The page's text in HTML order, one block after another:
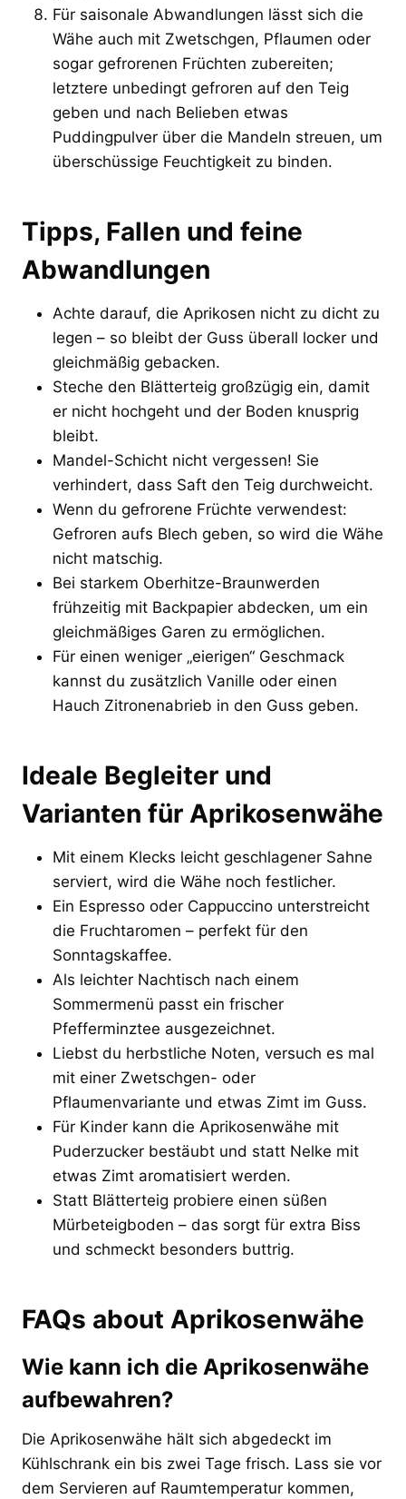
Für saisonale Abwandlungen lässt sich die
Wähe auch mit Zwetschgen, Pflaumen oder
sogar gefrorenen Früchten zubereiten;
letztere unbedingt gefroren auf den Teig
geben und nach Belieben etwas
Puddingpulver über die Mandeln streuen, um
überschüssige Feuchtigkeit zu binden.
Tipps, Fallen und feine
Abwandlungen
Achte darauf, die Aprikosen nicht zu dicht zu
legen – so bleibt der Guss überall locker und
gleichmäßig gebacken.
Steche den Blätterteig großzügig ein, damit
er nicht hochgeht und der Boden knusprig
bleibt.
Mandel-Schicht nicht vergessen! Sie
verhindert, dass Saft den Teig durchweicht.
Wenn du gefrorene Früchte verwendest:
Gefroren aufs Blech geben, so wird die Wähe
nicht matschig.
Bei starkem Oberhitze-Braunwerden
frühzeitig mit Backpapier abdecken, um ein
gleichmäßiges Garen zu ermöglichen.
Für einen weniger „eierigen“ Geschmack
kannst du zusätzlich Vanille oder einen
Hauch Zitronenabrieb in den Guss geben.
Ideale Begleiter und
Varianten für Aprikosenwähe
Mit einem Klecks leicht geschlagener Sahne
serviert, wird die Wähe noch festlicher.
Ein Espresso oder Cappuccino unterstreicht
die Fruchtaromen – perfekt für den
Sonntagskaffee.
Als leichter Nachtisch nach einem
Sommermenü passt ein frischer
Pfefferminztee ausgezeichnet.
Liebst du herbstliche Noten, versuch es mal
mit einer Zwetschgen- oder
Pflaumenvariante und etwas Zimt im Guss.
Für Kinder kann die Aprikosenwähe mit
Puderzucker bestäubt und statt Nelke mit
etwas Zimt aromatisiert werden.
Statt Blätterteig probiere einen süßen
Mürbeteigboden – das sorgt für extra Biss
und schmeckt besonders buttrig.
FAQs about Aprikosenwähe
Wie kann ich die Aprikosenwähe
aufbewahren?
Die Aprikosenwähe hält sich abgedeckt im
Kühlschrank ein bis zwei Tage frisch. Lass sie vor
dem Servieren auf Raumtemperatur kommen,